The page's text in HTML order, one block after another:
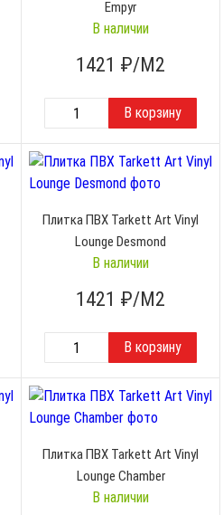
Empyr
В наличии
1421 ₽/М2
Плитка ПВХ Tarkett Art Vinyl
Lounge Desmond
В наличии
1421 ₽/М2
Плитка ПВХ Tarkett Art Vinyl
Lounge Chamber
В наличии